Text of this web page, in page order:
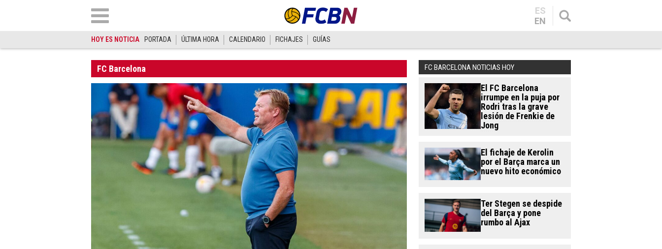
ES
EN
HOY ES NOTICIA PORTADA ÚLTIMA HORA CALENDARIO FICHAJES GUÍAS
FC Barcelona FC BARCELONA NOTICIAS HOY
El FC Barcelona
irrumpe en la puja por
Rodri tras la grave
lesión de Frenkie de
Jong
El fichaje de Kerolin
por el Barça marca un
nuevo hito económico
Ter Stegen se despide
del Barça y pone
rumbo al Ajax